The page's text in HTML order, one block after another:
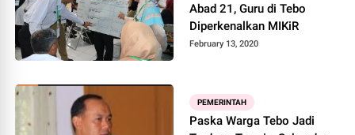
Abad 21, Guru di Tebo
Diperkenalkan MIKiR
February 13, 2020
PEMERINTAH
Paska Warga Tebo Jadi